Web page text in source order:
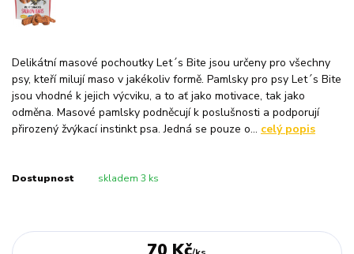
Delikátní masové pochoutky Let´s Bite jsou určeny pro všechny
psy, kteří milují maso v jakékoliv formě. Pamlsky pro psy Let´s Bite
jsou vhodné k jejich výcviku, a to ať jako motivace, tak jako
odměna. Masové pamlsky podněcují k poslušnosti a podporují
přirozený žvýkací instinkt psa. Jedná se pouze o... celý popis
Dostupnost skladem 3 ks